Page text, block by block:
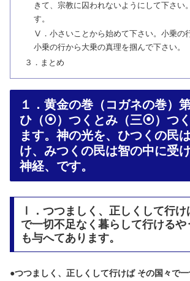
きて、宗教に囚われないようにして下さい
す。
Ⅴ．小さいことから始めて下さい。小乗の
小乗の行から大乗の真理を掴んで下さい。
３．まとめ
１．黄金の巻（コガネの巻）
ひ（⦿）つくとみ（三⦿）つ
ます。神の光を、ひつくの民
け、みつくの民は智の中に受
神経、です。
Ⅰ．つつましく、正しくして行け
で一切不足なく暮らして行けるや
も与へてあります。
●つつましく、正しくして行けば その国々で